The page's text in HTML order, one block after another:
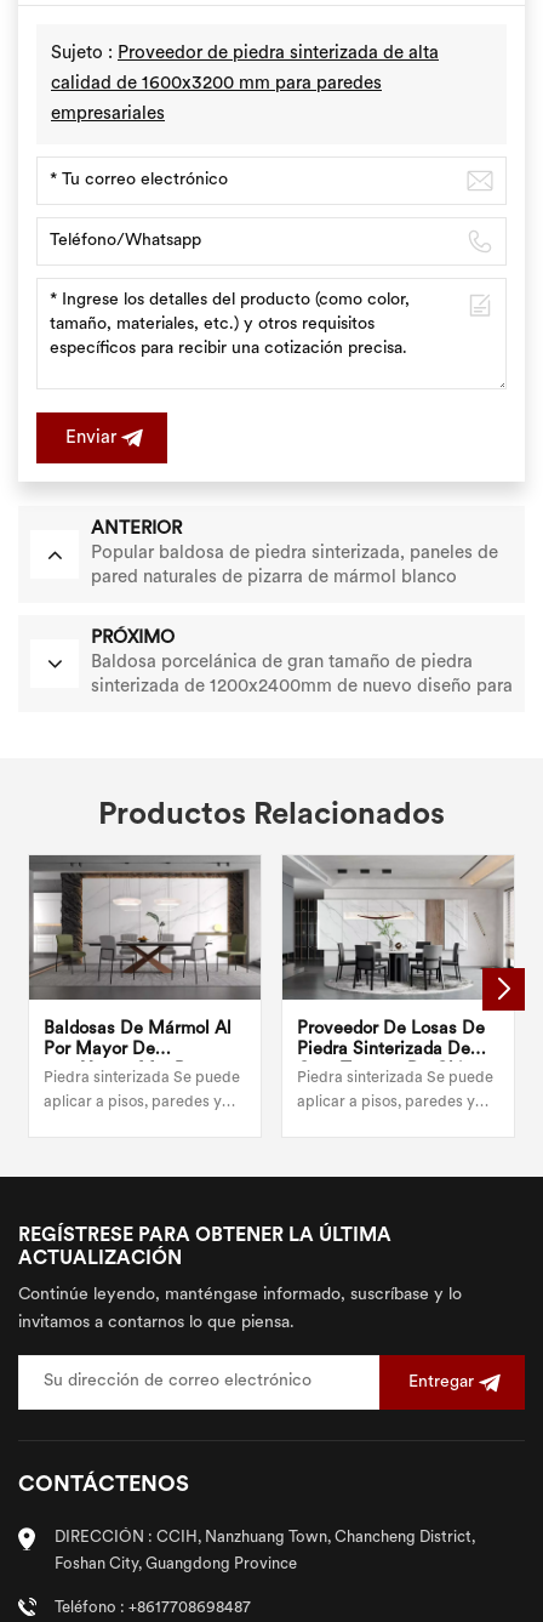
Sujeto : Proveedor de piedra sinterizada de alta
calidad de 1600x3200 mm para paredes
empresariales
Enviar
ANTERIOR
Popular baldosa de piedra sinterizada, paneles de
pared naturales de pizarra de mármol blanco
PRÓXIMO
Baldosa porcelánica de gran tamaño de piedra
sinterizada de 1200x2400mm de nuevo diseño para
Productos Relacionados
Baldosas De Mármol Al
Por Mayor De
1200X2400 Mm Para
Losas De Piedra
Sinterizadas Grandes
Interiores
Piedra sinterizada Se puede
aplicar a pisos, paredes y
Proveedor De Losas De
Piedra Sinterizada De
Gran Tamaño De China,
1600x3200mm, Gran
Gres Porcelánico Para
Pared
Piedra sinterizada Se puede
aplicar a pisos, paredes y
REGÍSTRESE PARA OBTENER LA ÚLTIMA
ACTUALIZACIÓN
Continúe leyendo, manténgase informado, suscríbase y lo
invitamos a contarnos lo que piensa.
Entregar
CONTÁCTENOS
DIRECCIÓN : CCIH, Nanzhuang Town, Chancheng District,
Foshan City, Guangdong Province
Teléfono : +8617708698487